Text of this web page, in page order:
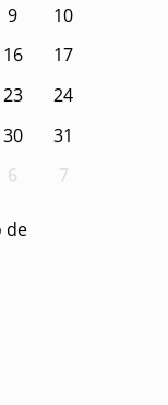
9
10
16
17
23
24
30
31
6 7
de